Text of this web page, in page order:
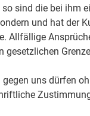
sind die bei ihm
und hat der
Allfällige
gesetzlichen
gegen uns dürfen